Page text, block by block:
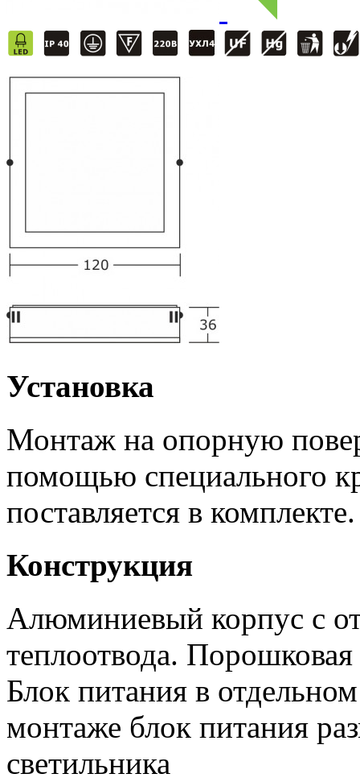
Установка
Монтаж на опорную
помощью специального
поставляется в
Конструкция
Алюминиевый корпус с
теплоотвода. Порошковая
Блок питания в
монтаже блок питания
светильника